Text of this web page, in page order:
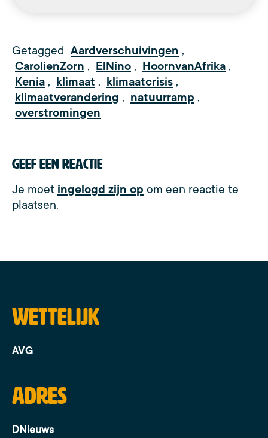
Getagged Aardverschuivingen ,
CarolienZorn , ElNino , HoornvanAfrika ,
Kenia , klimaat , klimaatcrisis ,
klimaatverandering , natuurramp ,
overstromingen
Geef een reactie
Je moet ingelogd zijn op om een reactie te
plaatsen.
Wettelijk
AVG
Adres
DNieuws